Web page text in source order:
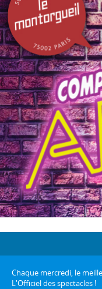
Chaque mercredi, le
L'Officiel des spectacles !